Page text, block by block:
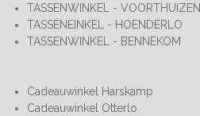
TASSENWINKEL - VOORTHUIZEN
TASSENEINKEL - HOENDERLO
TASSENWINKEL - BENNEKOM
Cadeauwinkel Harskamp
Cadeauwinkel Otterlo